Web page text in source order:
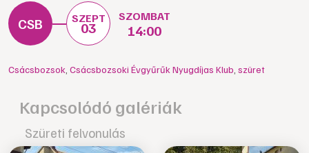
SZEPT
03
SZOMBAT
14:00
Csácsbozsok Csácsbozsoki Évgyűrűk Nyugdíjas Klub szüret
Kapcsolódó galériák
Szüreti felvonulás